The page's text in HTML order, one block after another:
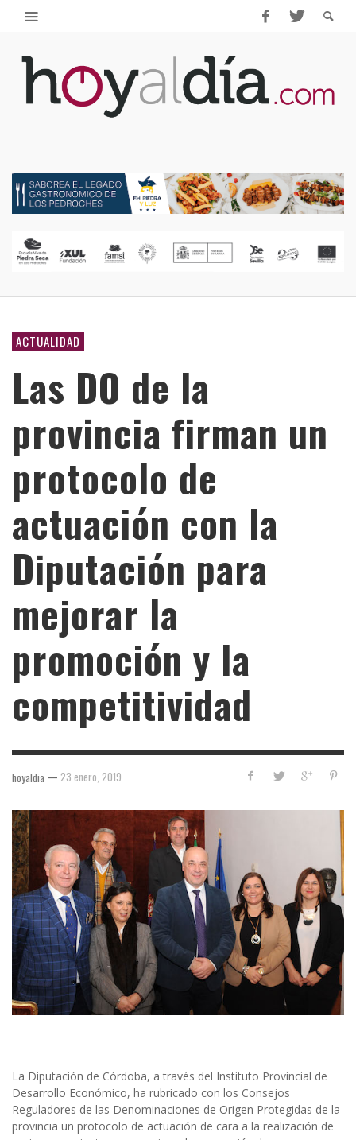
ACTUALIDAD
Las DO de la
provincia firman un
protocolo de
actuación con la
Diputación para
mejorar la
promoción y la
competitividad
hoyaldia — 23 enero, 2019
La Diputación de Córdoba, a través del Instituto Provincial de
Desarrollo Económico, ha rubricado con los Consejos
Reguladores de las Denominaciones de Origen Protegidas de la
provincia un protocolo de actuación de cara a la realización de